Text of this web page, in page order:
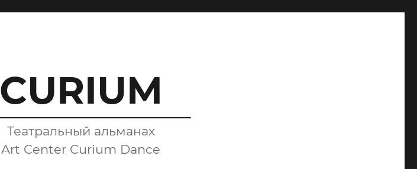
CURIUM
Театральный альманах
Art Center Curium Dance